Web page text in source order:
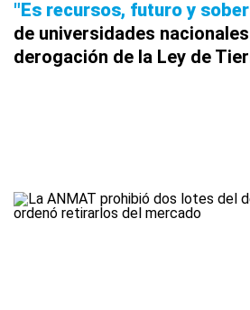
"Es recursos, futuro y
de universidades
derogación de la Ley de